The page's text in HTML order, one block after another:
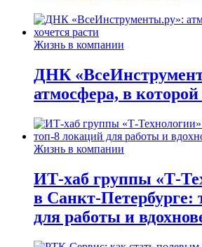
Жизнь в компании
ДНК
атмосфера, в которой
Жизнь в компании
ИТ-хаб группы «Т-
в Санкт-Петербурге:
для работы и